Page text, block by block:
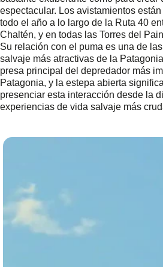
espectacular. Los avistamientos
todo el año a lo largo de la Ruta 40
Chaltén, y en todas las Torres del
Su relación con el puma es una de
salvaje más atractivas de la
presa principal del depredador más
Patagonia, y la estepa abierta
presenciar esta interacción desde la
experiencias de vida salvaje más